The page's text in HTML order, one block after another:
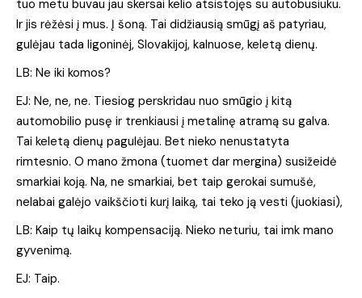
tuo metu buvau jau skersai kelio atsistojęs su autobusiuku.
Ir jis rėžėsi į mus. Į šoną. Tai didžiausią smūgį aš patyriau,
gulėjau tada ligoninėj, Slovakijoj, kalnuose, keletą dienų.
LB: Ne iki komos?
EJ: Ne, ne, ne. Tiesiog perskridau nuo smūgio į kitą
automobilio pusę ir trenkiausi į metalinę atramą su galva.
Tai keletą dienų pagulėjau. Bet nieko nenustatyta
rimtesnio. O mano žmona (tuomet dar mergina) susižeidė
smarkiai koją. Na, ne smarkiai, bet taip gerokai sumušė,
nelabai galėjo vaikščioti kurį laiką, tai teko ją vesti (juokiasi),
LB: Kaip tų laikų kompensaciją. Nieko neturiu, tai imk mano
gyvenimą.
EJ: Taip.